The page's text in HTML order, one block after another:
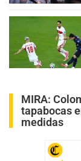
MIRA:
tapabocas
medidas